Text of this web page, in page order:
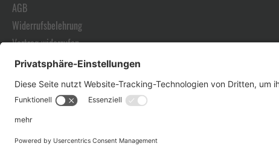
AGB
Widerrufsbelehrung
Vertrag widerrufen